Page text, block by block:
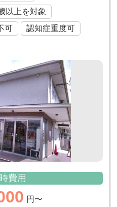
以上を対象
可
認知症重度可
費用
円〜